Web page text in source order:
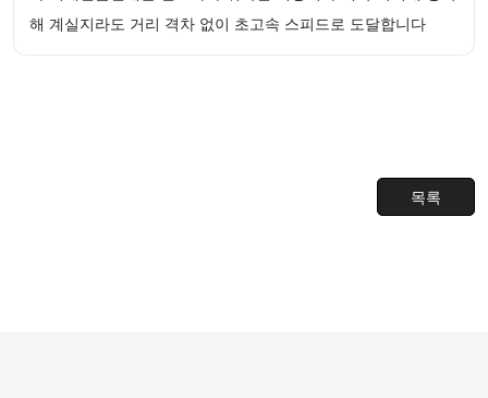
해 계실지라도 거리 격차 없이 초고속 스피드로 도달합니다
목록